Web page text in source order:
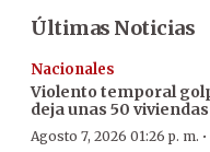
Últimas Noticias
Nacionales
Violento temporal
deja unas 50
Agosto 7, 2026 01:26 p. m. ·